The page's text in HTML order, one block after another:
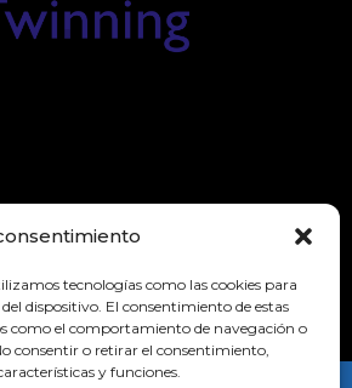
tecnologías como las cookies para
dispositivo. El consentimiento de estas
como el comportamiento de navegación o
consentir o retirar el consentimiento,
y funciones.